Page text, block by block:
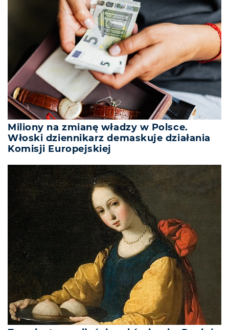
Miliony na zmianę władzy w Polsce.
Włoski dziennikarz demaskuje działania
Komisji Europejskiej